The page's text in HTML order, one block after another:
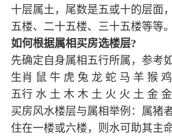
十层属土，尾数是五或十的层面
五楼、二十五楼、三十五楼等等。
如何根据属相买房选楼层?
先确定自身属相五行所属，参考
生肖 鼠 牛 虎 兔 龙 蛇 马 羊 猴
五行 水 土 木 木 土 火 火 土 金
买房风水楼层与属相举例：属猪
住在一楼或六楼，则水可助其主